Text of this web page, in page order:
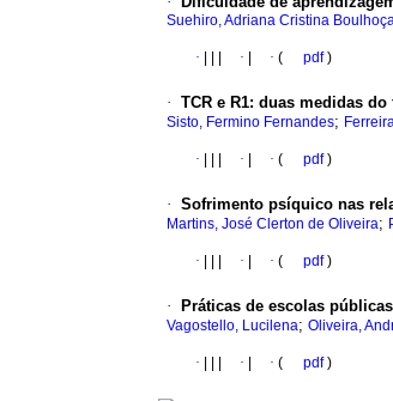
Suehiro, Adriana Cristina
· · · ( pdf)
· TCR e R1: duas medidas do
Sisto, Fermino Fernandes;
· · · ( pdf)
· Sofrimento psíquico nas
Martins, José Clerton de Oliveira;
· · · ( pdf)
· Práticas de escolas
Vagostello, Lucilena; Oliveira,
· · · ( pdf)